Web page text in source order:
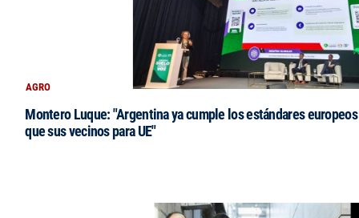
AGRO
Montero Luque: "Argentina ya cumple los estándares
que sus vecinos para UE"